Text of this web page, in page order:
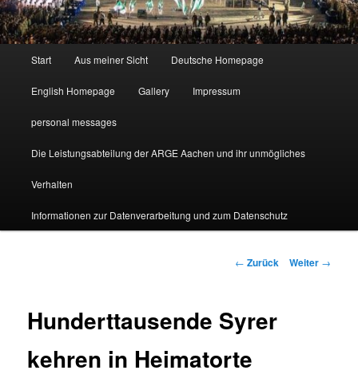
Start Aus meiner Sicht Deutsche Homepage
English Homepage Gallery Impressum
personal messages
Die Leistungsabteilung der ARGE Aachen und ihr unmögliches
Verhalten
Informationen zur Datenverarbeitung und zum Datenschutz
Beitragsnavigation
← Zurück Weiter →
Hunderttausende Syrer
kehren in Heimatorte